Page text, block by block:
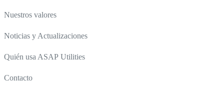
Nuestros valores
Noticias y Actualizaciones
Quién usa ASAP Utilities
Contacto